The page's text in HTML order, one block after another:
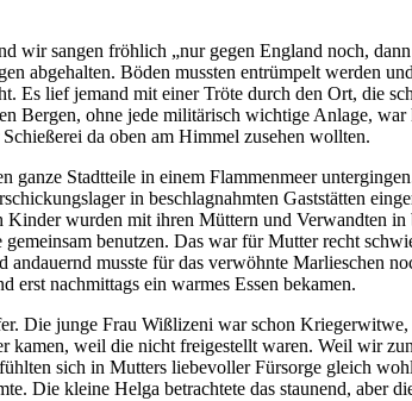
wir sangen fröhlich
nur gegen England noch,
abgehalten. Böden mussten entrümpelt werden
Es lief jemand mit einer Tröte durch den Ort, die
Bergen, ohne jede militärisch wichtige Anlage,
da oben am Himmel zusehen wollten.
ganze Stadtteile in einem Flammenmeer
in beschlagnahmten Gaststätten
wurden mit ihren Müttern und Verwandten in
benutzen. Das war für Mutter recht
musste für das verwöhnte Marlieschen
erst nachmittags ein warmes Essen bekamen.
Die junge Frau Wißlizeni war schon Kriegerwitwe,
weil die nicht freigestellt waren. Weil wir
sich in Mutters liebevoller Fürsorge gleich
Die kleine Helga betrachtete das staunend, aber